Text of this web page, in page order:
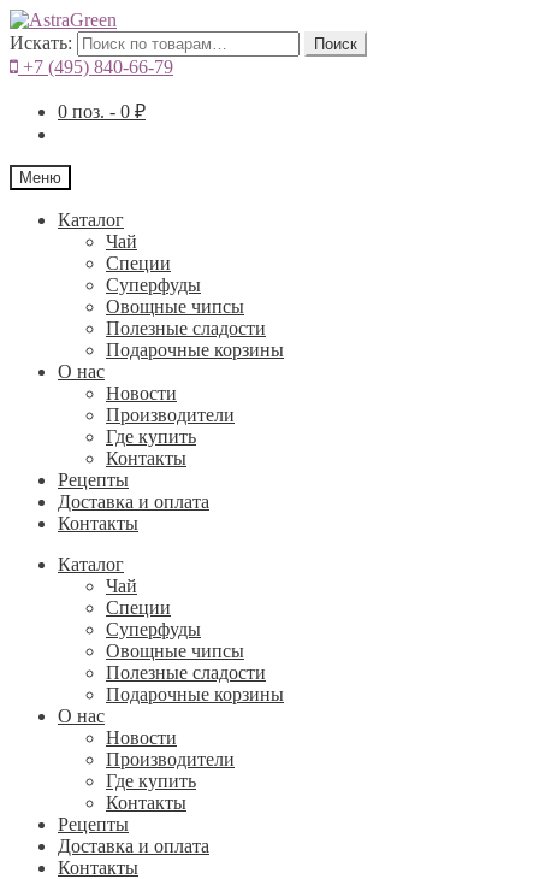
Искать: Поиск
+7 (495) 840-66-79
0 поз. - 0 ₽
Меню
Каталог
Чай
Специи
Cуперфуды
Овощные чипсы
Полезные сладости
Подарочные корзины
О нас
Новости
Производители
Где купить
Контакты
Рецепты
Доставка и оплата
Контакты
Каталог
Чай
Специи
Cуперфуды
Овощные чипсы
Полезные сладости
Подарочные корзины
О нас
Новости
Производители
Где купить
Контакты
Рецепты
Доставка и оплата
Контакты